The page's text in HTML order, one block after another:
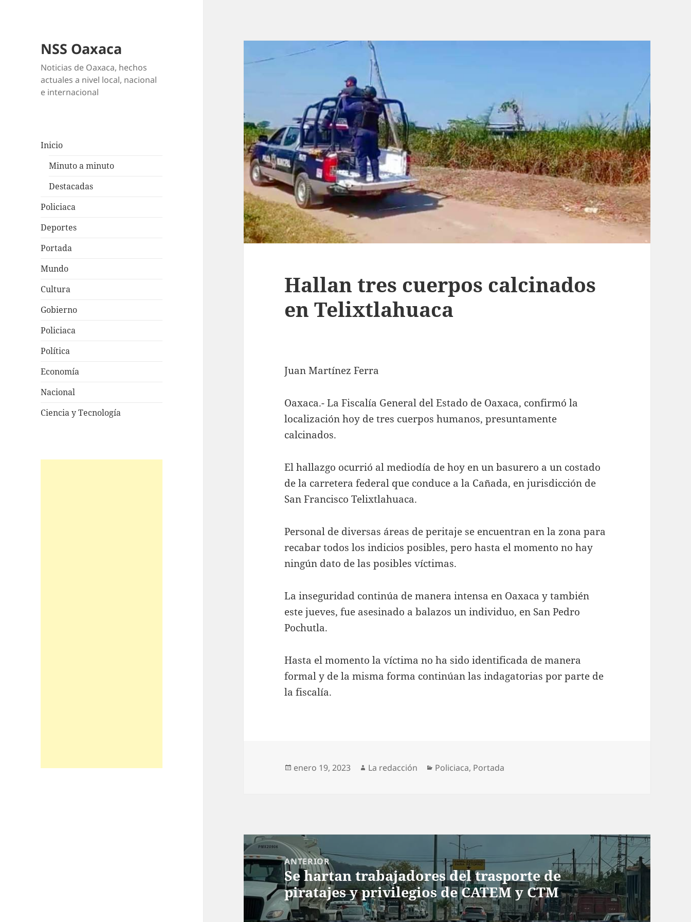
NSS Oaxaca
Noticias de Oaxaca, hechos
actuales a nivel local, nacional
e internacional
Inicio
Minuto a minuto
Destacadas
Policiaca
Deportes
Portada
Mundo
Cultura
Gobierno
Policiaca
Política
Economía
Nacional
Ciencia y Tecnología
Hallan tres cuerpos calcinados
en Telixtlahuaca
Juan Martínez Ferra
Oaxaca.- La Fiscalía General del Estado de Oaxaca, confirmó la
localización hoy de tres cuerpos humanos, presuntamente
calcinados.
El hallazgo ocurrió al mediodía de hoy en un basurero a un costado
de la carretera federal que conduce a la Cañada, en jurisdicción de
San Francisco Telixtlahuaca.
Personal de diversas áreas de peritaje se encuentran en la zona para
recabar todos los indicios posibles, pero hasta el momento no hay
ningún dato de las posibles víctimas.
La inseguridad continúa de manera intensa en Oaxaca y también
este jueves, fue asesinado a balazos un individuo, en San Pedro
Pochutla.
Hasta el momento la víctima no ha sido identificada de manera
formal y de la misma forma continúan las indagatorias por parte de
la fiscalía.
Publicado
enero 19, 2023 Autor
La redacción Categorías
Policiaca, Portada
Navegación
de
entradas
ANTERIOR
Entrada
anterior:
Se hartan trabajadores del trasporte de
piratajes y privilegios de CATEM y CTM